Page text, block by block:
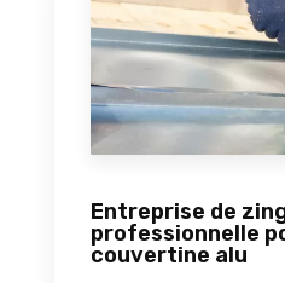
Entreprise de
professionnelle
couvertine alu